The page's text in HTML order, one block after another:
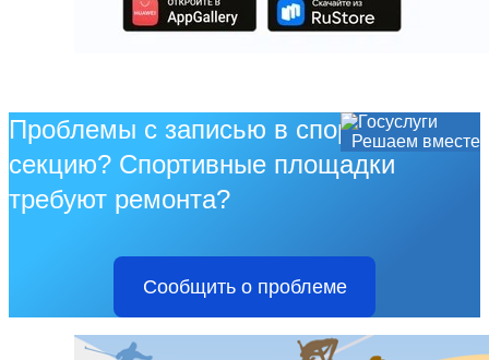
Решаем вместе
Проблемы с записью в спортивную
секцию? Спортивные площадки
требуют ремонта?
Сообщить о проблеме